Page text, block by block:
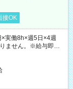
接OK
実働8h×週5日×4週
ません。※給与即受